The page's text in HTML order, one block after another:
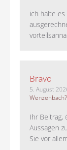
ich halte
Bravo
5. August
Wenzenbach?
Ihr Beitrag,
Aussagen
Sie vor